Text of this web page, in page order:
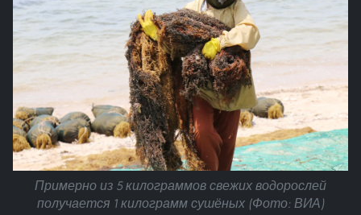
Примерно из 5 килограммов свежих водорослей
получается 1 килограмм сушёных (Фото: ВИА)